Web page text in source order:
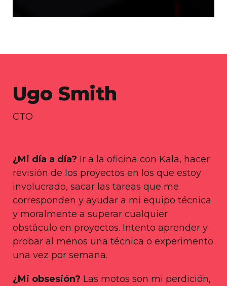
Ugo Smith
CTO
¿Mi día a día? Ir a la oficina con Kala, hacer
revisión de los proyectos en los que estoy
involucrado, sacar las tareas que me
corresponden y ayudar a mi equipo técnica
y moralmente a superar cualquier
obstáculo en proyectos. Intento aprender y
probar al menos una técnica o experimento
una vez por semana.
¿Mi obsesión? Las motos son mi perdición,